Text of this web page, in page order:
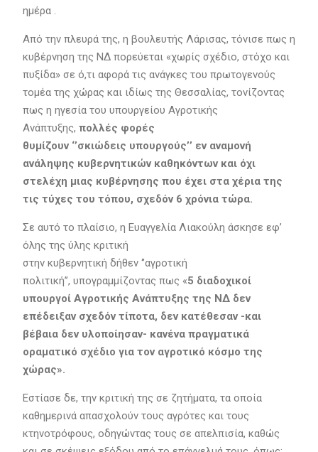
ημέρα .
Από την πλευρά της, η βουλευτής Λάρισας, τόνισε πως η
κυβέρνηση της ΝΔ πορεύεται «χωρίς σχέδιο, στόχο και
πυξίδα» σε ό,τι αφορά τις ανάγκες του πρωτογενούς
τομέα της χώρας και ιδίως της Θεσσαλίας, τονίζοντας
πως η ηγεσία του υπουργείου Αγροτικής
Ανάπτυξης, πολλές φορές
θυμίζουν ‘’σκιώδεις υπουργούς’’ εν αναμονή
ανάληψης κυβερνητικών καθηκόντων και όχι
στελέχη μιας κυβέρνησης που έχει στα χέρια της
τις τύχες του τόπου, σχεδόν 6 χρόνια τώρα.
Σε αυτό το πλαίσιο, η Ευαγγελία Λιακούλη άσκησε εφ’
όλης της ύλης κριτική
στην κυβερνητική δήθεν ‘’αγροτική
πολιτική’’, υπογραμμίζοντας πως «5 διαδοχικοί
υπουργοί Αγροτικής Ανάπτυξης της ΝΔ δεν
επέδειξαν σχεδόν τίποτα, δεν κατέθεσαν -και
βέβαια δεν υλοποίησαν- κανένα πραγματικά
οραματικό σχέδιο για τον αγροτικό κόσμο της
χώρας».
Εστίασε δε, την κριτική της σε ζητήματα, τα οποία
καθημερινά απασχολούν τους αγρότες και τους
κτηνοτρόφους, οδηγώντας τους σε απελπισία, καθώς